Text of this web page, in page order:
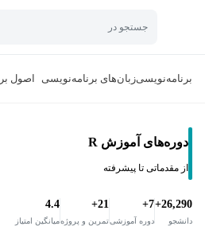
جستجو در
برنامه‌نویسیزبان‌های برنامه‌نویسی اصول
دوره‌های آموزش R
از مقدماتی تا پیشرفته
26,290+
دانشجو
7+
دوره آموزشی
21+
تمرین و پروژه
4.4
میانگین امتیاز